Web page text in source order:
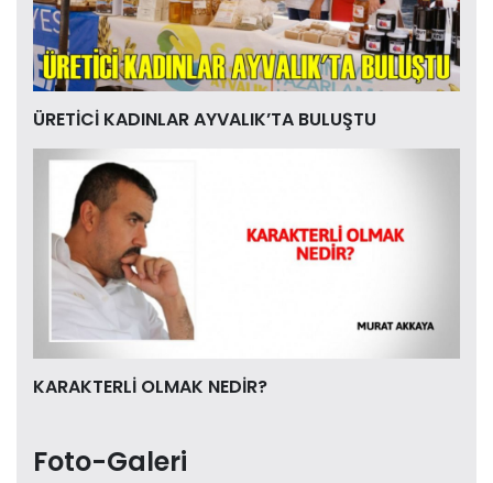
ÜRETİCİ KADINLAR AYVALIK’TA BULUŞTU
KARAKTERLİ OLMAK NEDİR?
Foto-Galeri